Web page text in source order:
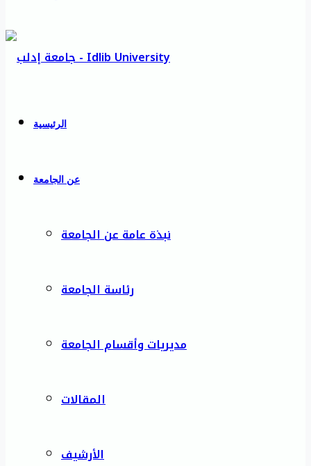
الرئيسية
عن الجامعة
نبذة عامة عن الجامعة
رئاسة الجامعة
مديريات وأقسام الجامعة
المقالات
الأرشيف